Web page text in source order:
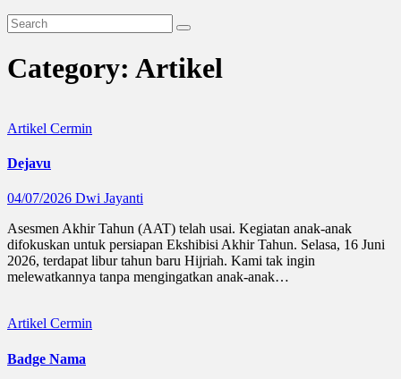
Category: Artikel
Artikel Cermin
Dejavu
04/07/2026 Dwi Jayanti
Asesmen Akhir Tahun (AAT) telah usai. Kegiatan anak-anak
difokuskan untuk persiapan Ekshibisi Akhir Tahun. Selasa, 16 Juni
2026, terdapat libur tahun baru Hijriah. Kami tak ingin
melewatkannya tanpa mengingatkan anak-anak…
Artikel Cermin
Badge Nama